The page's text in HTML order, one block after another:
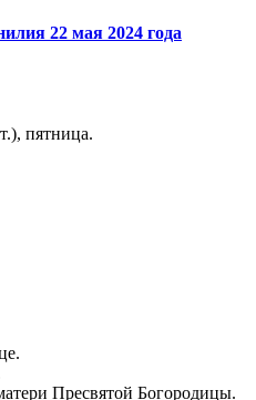
22 мая 2024 года
пятница.
Пресвятой Богородицы.